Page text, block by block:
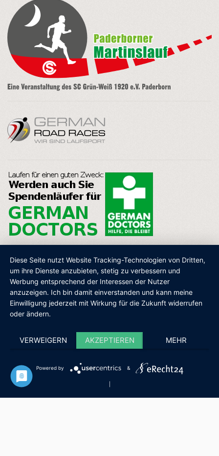
AGB IMPRESSUM DATENSCHUTZ
Diese Seite nutzt Website Tracking-Technologien von Dritten,
um ihre Dienste anzubieten, stetig zu verbessern und
Werbung entsprechend der Interessen der Nutzer
anzuzeigen. Ich bin damit einverstanden und kann meine
Einwilligung jederzeit mit Wirkung für die Zukunft widerrufen
oder ändern.
VERWEIGERN AKZEPTIEREN MEHR
Powered by &